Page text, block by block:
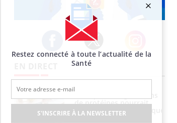
Facebook Twitter Instagram
de protéines pourrait
finalement être bénéfique
Restez connecté à toute l’actualité de la
Santé
S'INSCRIRE À LA NEWSLETTER